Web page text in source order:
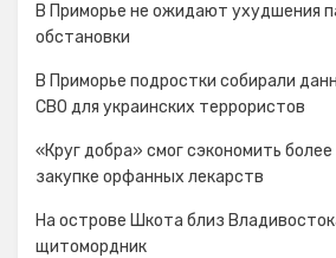
В Приморье не ожидают ухудшения
обстановки
В Приморье подростки собирали
СВО для украинских террористов
«Круг добра» смог сэкономить
закупке орфанных лекарств
На острове Шкота близ
щитомордник